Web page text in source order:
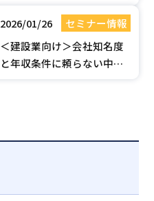
法）セミナー【無料Webセ
ミナー】
2026/01/26
セミナー情報
＜建設業向け＞会社知名度
と年収条件に頼らない中途